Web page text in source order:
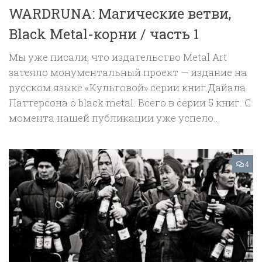
WARDRUNA: Магические ветви,
Black Metal-корни / часть 1
Мы уже писали, что издательство Metal Art
затеяло монументальный проект — издание на
русском языке «Культовой» серии книг Дайала
Паттерсона о black metal. Всего в серии 5 книг. С
момента нашей публикации уже успело...
4